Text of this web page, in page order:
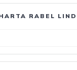
RABEL
Rabel